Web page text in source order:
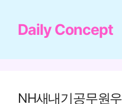
Daily Concept
NH새내기공무원